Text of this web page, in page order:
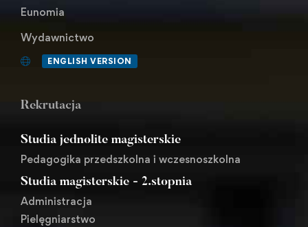
Eunomia
Wydawnictwo
ENGLISH VERSION
Rekrutacja
Studia jednolite magisterskie
Pedagogika przedszkolna i wczesnoszkolna
Studia magisterskie - 2.stopnia
Administracja
Pielęgniarstwo